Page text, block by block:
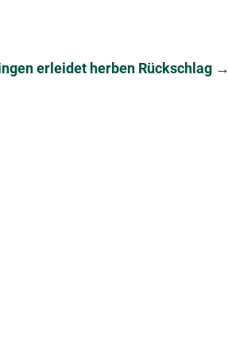
erleidet herben Rückschlag→